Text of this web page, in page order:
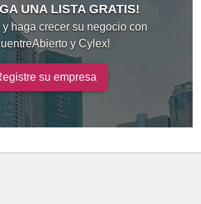
UNA LISTA GRATIS!
y haga crecer su negocio con
y Cylex!
su empresa